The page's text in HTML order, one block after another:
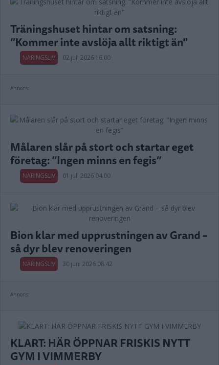
Träningshuset hintar om satsning:
”Kommer inte avslöja allt riktigt än"
NÄRINGSLIV 02 juli 2026 16.00
Annons:
Målaren slår på stort och startar eget
företag: ”Ingen minns en fegis”
NÄRINGSLIV 01 juli 2026 04.00
Bion klar med upprustningen av Grand –
så dyr blev renoveringen
NÄRINGSLIV 30 juni 2026 08.42
Annons:
KLART: HÄR ÖPPNAR FRISKIS NYTT
GYM I VIMMERBY